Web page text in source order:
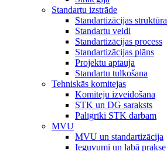
Standartu izstrāde
Standartizācijas struktūra
Standartu veidi
Standartizācijas process
Standartizācijas plāns
Projektu aptauja
Standartu tulkošana
Tehniskās komitejas
Komiteju izveidošana
STK un DG saraksts
Palīgrīki STK darbam
MVU
MVU un standartizācija
Ieguvumi un labā prakse